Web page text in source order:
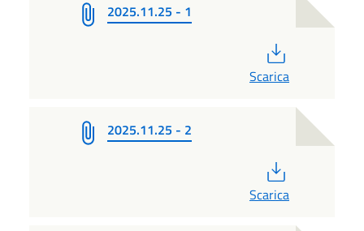
2025.11.25 - 1
Scarica
2025.11.25 - 2
Scarica